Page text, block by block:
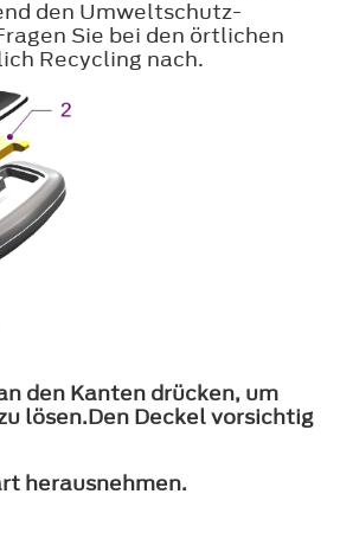
den Umweltschutz-
Sie bei den örtlichen
Recycling nach.
den Kanten drücken, um
lösen.Den Deckel vorsichtig
herausnehmen.